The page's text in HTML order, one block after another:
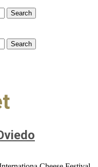
Search
Search